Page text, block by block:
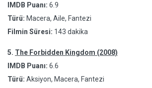
IMDB Puanı: 6.9
Türü: Macera, Aile, Fantezi
Filmin Süresi: 143 dakika
5. The Forbidden Kingdom (2008)
IMDB Puanı: 6.6
Türü: Aksiyon, Macera, Fantezi